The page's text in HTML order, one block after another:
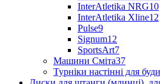
InterAtletika NRG10
InterAtletika Xline12
Pulse9
Signum12
SportsArt7
Машини Сміта37
Турніки настінні для